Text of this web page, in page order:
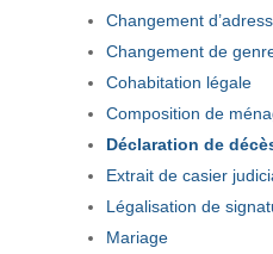
Changement
Changement de
Cohabitation légale
Composition de
Déclaration de
Extrait de casier
Légalisation de
Mariage